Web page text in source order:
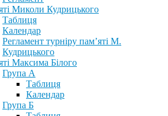
Миколи Кудрицького
Таблиця
Календар
Регламент турніру пам’яті М.
Кудрицького
Максима Білого
Група А
Таблиця
Календар
Група Б